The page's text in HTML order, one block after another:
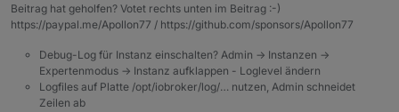
Beitrag hat geholfen? Votet rechts unten im Beitrag :-)
https://paypal.me/Apollon77 / https://github.com/sponsors/Apollon77
Debug-Log für Instanz einschalten? Admin -> Instanzen ->
Expertenmodus -> Instanz aufklappen - Loglevel ändern
Logfiles auf Platte /opt/iobroker/log/… nutzen, Admin schneidet
Zeilen ab